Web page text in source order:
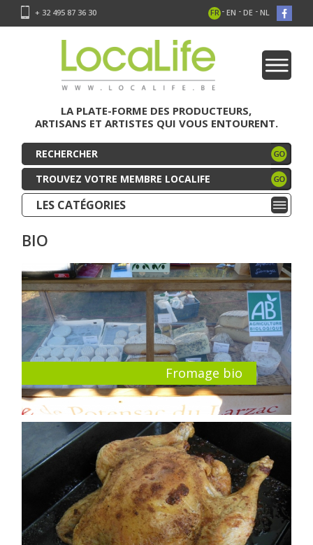
+ 32 495 87 36 30 FR - EN - DE - NL
LA PLATE-FORME DES PRODUCTEURS,
ARTISANS ET ARTISTES QUI VOUS ENTOURENT.
TROUVEZ VOTRE MEMBRE LOCALIFE
LES CATÉGORIES
BIO
Fromage bio